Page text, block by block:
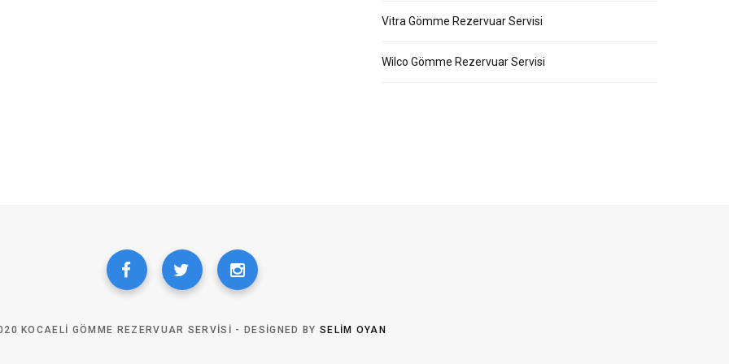
Vitra Gömme Rezervuar Servisi
Wilco Gömme Rezervuar Servisi
KOCAELI GÖMME REZERVUAR SERVISI - DESIGNED BY SELIM OYAN